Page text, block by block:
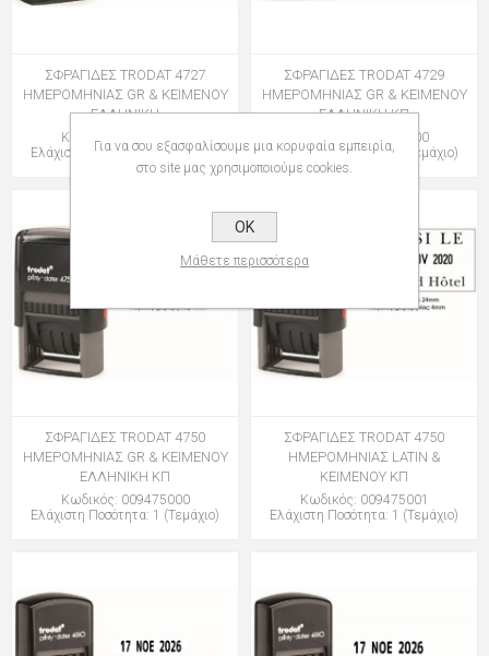
ΣΦΡΑΓΙΔΕΣ TRODAT 4727
ΗΜΕΡΟΜΗΝΙΑΣ GR & ΚΕΙΜΕΝΟΥ
ΕΛΛΗΝΙΚΗ
Κωδικός: 009472700
Ελάχιστη Ποσότητα: 1 (Τεμάχιο)
ΣΦΡΑΓΙΔΕΣ TRODAT 4729
ΗΜΕΡΟΜΗΝΙΑΣ GR & ΚΕΙΜΕΝΟΥ
ΕΛΛΗΝΙΚΗ ΚΠ
Κωδικός: 009472900
Ελάχιστη Ποσότητα: 1 (Τεμάχιο)
ΣΦΡΑΓΙΔΕΣ TRODAT 4750
ΗΜΕΡΟΜΗΝΙΑΣ GR & ΚΕΙΜΕΝΟΥ
ΕΛΛΗΝΙΚΗ ΚΠ
Κωδικός: 009475000
Ελάχιστη Ποσότητα: 1 (Τεμάχιο)
ΣΦΡΑΓΙΔΕΣ TRODAT 4750
ΗΜΕΡΟΜΗΝΙΑΣ LATIN &
ΚΕΙΜΕΝΟΥ ΚΠ
Κωδικός: 009475001
Ελάχιστη Ποσότητα: 1 (Τεμάχιο)
Για να σου εξασφαλίσουμε μια κορυφαία εμπειρία,
στο site μας χρησιμοποιούμε cookies.
OK
Μάθετε περισσότερα